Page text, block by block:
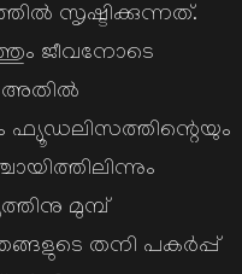
സൃഷ്ടിക്കുന്നത്.
ജീവനോടെ
അതിൽ
ഫ്യൂഡലിസത്തിന്റെയും
മുമ്പ്
തനി പകർപ്പ്